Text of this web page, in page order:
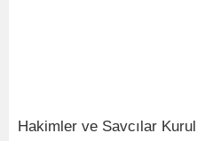
Hakimler ve Savcılar